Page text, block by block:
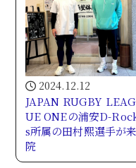
2024.12.12
JAPAN RUGBY LEAG
UE ONEの浦安D-
s所属の田村熙選手が来
院